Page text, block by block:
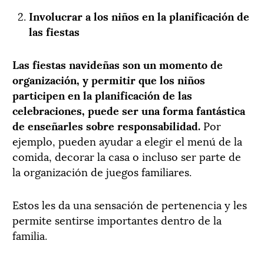
Involucrar a los niños en la planificación de
las fiestas
Las fiestas navideñas son un momento de
organización, y permitir que los niños
participen en la planificación de las
celebraciones, puede ser una forma fantástica
de enseñarles sobre responsabilidad. Por
ejemplo, pueden ayudar a elegir el menú de la
comida, decorar la casa o incluso ser parte de
la organización de juegos familiares.
Estos les da una sensación de pertenencia y les
permite sentirse importantes dentro de la
familia.